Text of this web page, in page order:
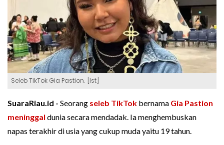
Seleb TikTok Gia Pastion. [Ist]
SuaraRiau.id - Seorang seleb TikTok bernama Gia Pastion
meninggal dunia secara mendadak. Ia menghembuskan
napas terakhir di usia yang cukup muda yaitu 19 tahun.